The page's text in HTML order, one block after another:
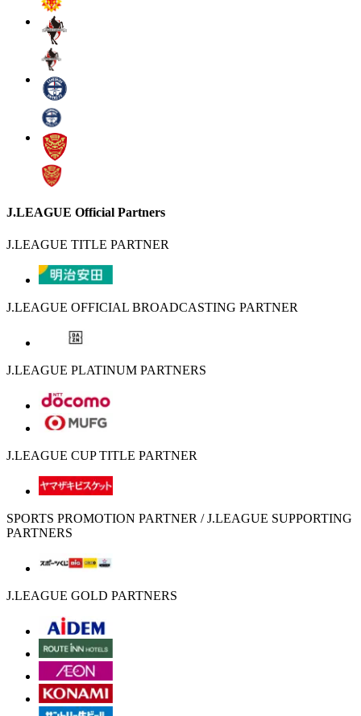
J.LEAGUE Official Partners
J.LEAGUE TITLE PARTNER
J.LEAGUE OFFICIAL BROADCASTING PARTNER
J.LEAGUE PLATINUM PARTNERS
J.LEAGUE CUP TITLE PARTNER
SPORTS PROMOTION PARTNER / J.LEAGUE SUPPORTING
PARTNERS
J.LEAGUE GOLD PARTNERS